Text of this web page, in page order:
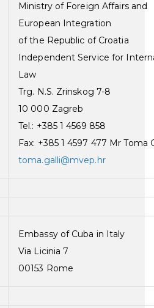
Ministry of Foreign Affairs and
European Integration
of the Republic of Croatia
Independent Service for
Law
Trg. N.S. Zrinskog 7-8
10 000 Zagreb
Tel.: +385 1 4569 858
Fax: +385 1 4597 477 Mr Toma
toma.galli@mvep.hr
Embassy of Cuba in Italy
Via Licinia 7
00153 Rome